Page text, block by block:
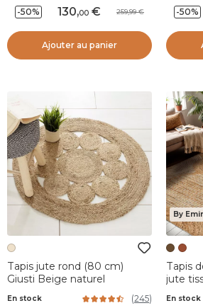
-50% 130,00 259,99
Ajouter au panier
-50%
Tapis jute rond (80 cm)
Giusti Beige naturel
En stock (245)
By
Tapis
jute
En stock